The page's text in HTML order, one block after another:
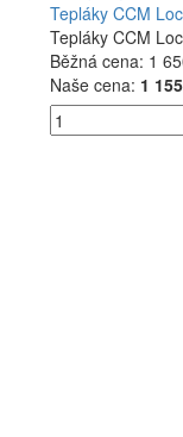
Tepláky CCM
Tepláky CCM
Běžná cena: 1
Naše cena: 1